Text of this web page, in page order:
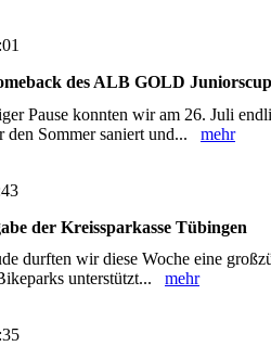
des ALB GOLD
Pause konnten wir am 26. Juli
den Sommer saniert und... mehr
der Kreissparkasse Tübingen
durften wir diese Woche eine
unterstützt... mehr